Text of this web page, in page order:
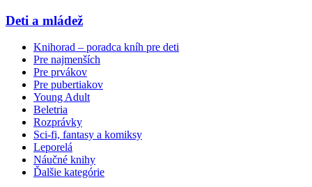
Deti a mládež
Knihorad – poradca kníh pre deti
Pre najmenších
Pre prvákov
Pre pubertiakov
Young Adult
Beletria
Rozprávky
Sci-fi, fantasy a komiksy
Leporelá
Náučné knihy
Ďalšie kategórie